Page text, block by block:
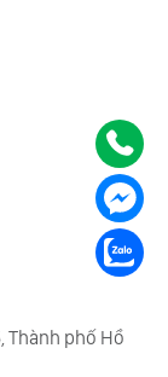
Thành phố Hồ